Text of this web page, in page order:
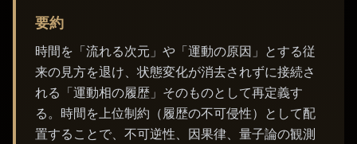
要約
時間を「流れる次元」や「運動の原因」とする従
来の見方を退け、状態変化が消去されずに接続さ
れる「運動相の履歴」そのものとして再定義す
る。時間を上位制約（履歴の不可侵性）として配
置することで、不可逆性、因果律、量子論の観測